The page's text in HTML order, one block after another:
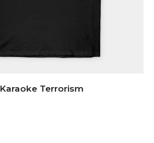
Karaoke Terrorism